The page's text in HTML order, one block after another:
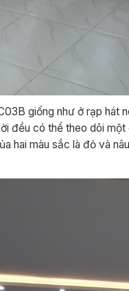
giống như ở rạp hát
đều có thể theo dõi
hai màu sắc là đỏ và